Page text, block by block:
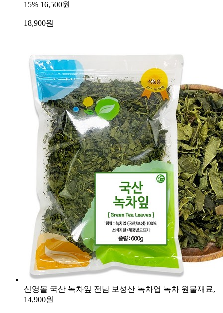
15% 16,500원
18,900원
신영몰 국산 녹차잎 전남 보성산 녹차엽 녹차 원물재료,
14,900원